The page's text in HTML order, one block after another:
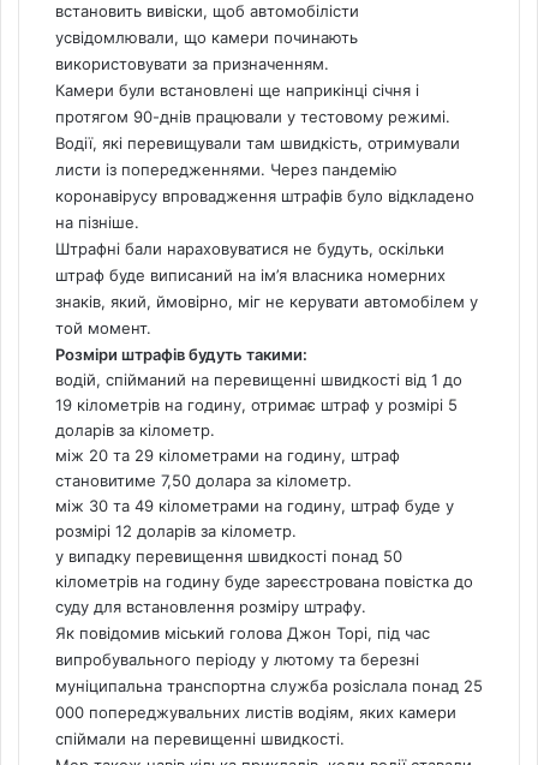
встановить вивіски, щоб автомобілісти
усвідомлювали, що камери починають
використовувати за призначенням.
Камери були встановлені ще наприкінці січня і
протягом 90-днів працювали у тестовому режимі.
Водії, які перевищували там швидкість, отримували
листи із попередженнями. Через пандемію
коронавірусу впровадження штрафів було відкладено
на пізніше.
Штрафні бали нараховуватися не будуть, оскільки
штраф буде виписаний на ім’я власника номерних
знаків, який, ймовірно, міг не керувати автомобілем у
той момент.
Розміри штрафів будуть такими:
водій, спійманий на перевищенні швидкості від 1 до
19 кілометрів на годину, отримає штраф у розмірі 5
доларів за кілометр.
між 20 та 29 кілометрами на годину, штраф
становитиме 7,50 долара за кілометр.
між 30 та 49 кілометрами на годину, штраф буде у
розмірі 12 доларів за кілометр.
у випадку перевищення швидкості понад 50
кілометрів на годину буде зареєстрована повістка до
суду для встановлення розміру штрафу.
Як повідомив міський голова Джон Торі, під час
випробувального періоду у лютому та березні
муніципальна транспортна служба розіслала понад 25
000 попереджувальних листів водіям, яких камери
спіймали на перевищенні швидкості.